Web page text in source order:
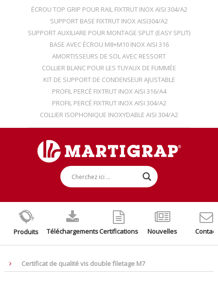
ÉCROU TOP GRIP POUR RAIL FIXTRUT INOX AISI 304/A2
SUPPORT BASE FIXTRUT INOX AISI304/A2
SUPPORT AUXILIARE POUR MONTAGE SPLIT (EASY SPLIT)
BASE AVEC ÉCROU M8+M10 INOX AISI 316
AMORTISSEURS DE SOL AVEC RESSORT
COLLIER BLANC POUR LES TUYAUX DE FUMMÉE
KIT DE SUPPORT DE CONDENSEUR AJUSTABLE
PROFIL PERCÉ FIXTRUT INOX AISI 316/A4
PROFIL PERCÉ FIXTRUT INOX AISI 304/A2
COLLIER ISOPHONIQUE INOXYDABLE AISI 304/A2
Produits TéléchargementsCertifications Nouvelles Contact
Certificat de qualité vis double filetage M7